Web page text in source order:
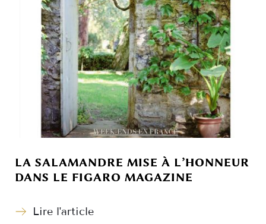
LA SALAMANDRE MISE À L’HONNEUR
DANS LE FIGARO MAGAZINE
Lire l'article